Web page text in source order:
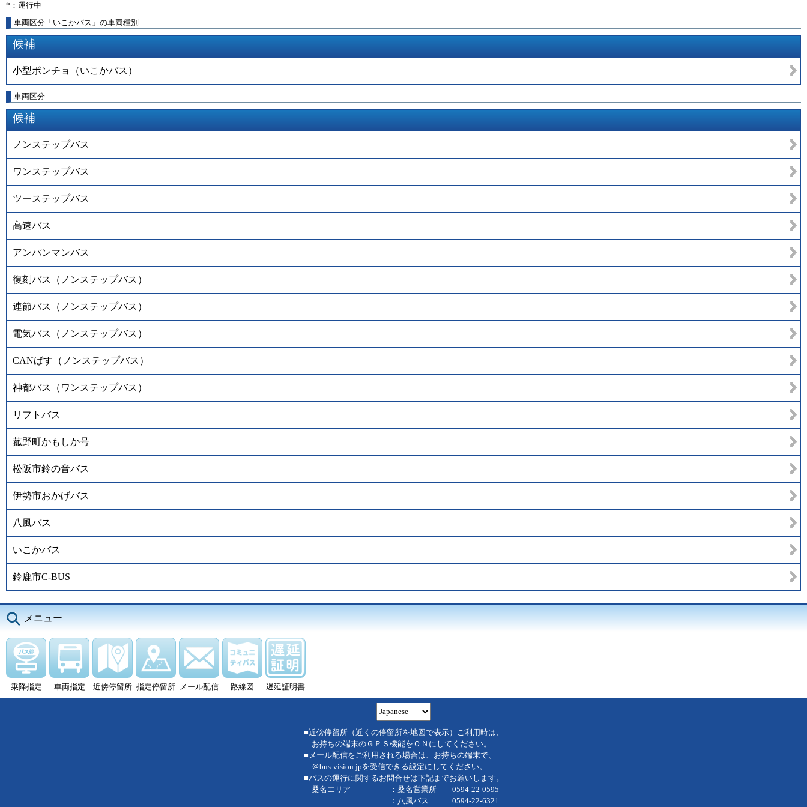
*：運行中
車両区分「いこかバス」の車両種別
候補
小型ポンチョ（いこかバス）
車両区分
候補
ノンステップバス
ワンステップバス
ツーステップバス
高速バス
アンパンマンバス
復刻バス（ノンステップバス）
連節バス（ノンステップバス）
電気バス（ノンステップバス）
CANばす（ノンステップバス）
神都バス（ワンステップバス）
リフトバス
菰野町かもしか号
松阪市鈴の音バス
伊勢市おかげバス
八風バス
いこかバス
鈴鹿市C-BUS
メニュー
乗降指定 車両指定 近傍停留所 指定停留所 メール配信 路線図 遅延証明書
■近傍停留所（近くの停留所を地図で表示）ご利用時は、
お持ちの端末のＧＰＳ機能をＯＮにしてください。
■メール配信をご利用される場合は、お持ちの端末で、
＠bus-vision.jpを受信できる設定にしてください。
■バスの運行に関するお問合せは下記までお願いします。
桑名エリア ：桑名営業所 0594-22-0595
：八風バス 0594-22-6321